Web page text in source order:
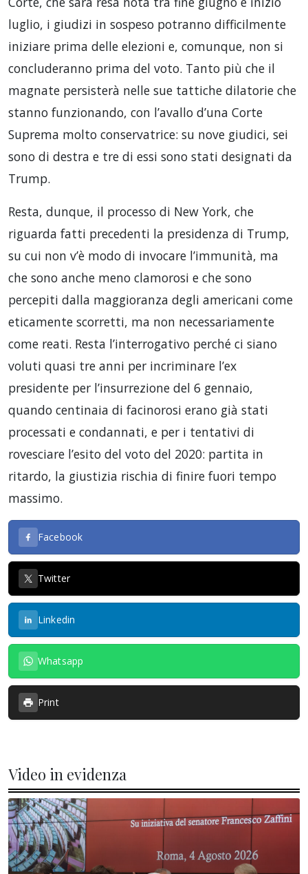
luglio, i giudizi in sospeso potranno difficilmente
iniziare prima delle elezioni e, comunque, non si
concluderanno prima del voto. Tanto più che il
magnate persisterà nelle sue tattiche dilatorie che
stanno funzionando, con l’avallo d’una Corte
Suprema molto conservatrice: su nove giudici, sei
sono di destra e tre di essi sono stati designati da
Trump.
Resta, dunque, il processo di New York, che
riguarda fatti precedenti la presidenza di Trump,
su cui non v’è modo di invocare l’immunità, ma
che sono anche meno clamorosi e che sono
percepiti dalla maggioranza degli americani come
eticamente scorretti, ma non necessariamente
come reati. Resta l’interrogativo perché ci siano
voluti quasi tre anni per incriminare l’ex
presidente per l’insurrezione del 6 gennaio,
quando centinaia di facinorosi erano già stati
processati e condannati, e per i tentativi di
rovesciare l’esito del voto del 2020: partita in
ritardo, la giustizia rischia di finire fuori tempo
massimo.
Facebook
Twitter
Linkedin
Whatsapp
Print
Video in evidenza